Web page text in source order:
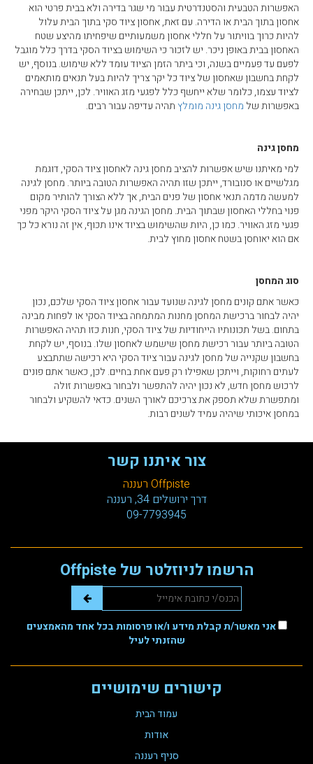
האפשרות הטבעית והסטנדרטית עבור מי שגר בדירה ולא בבית פרטי הוא
אחסון בתוך הבית או הדירה. עם זאת, אחסון ציוד סקי בתוך הבית עלול
להיות כרוך בוויתור על חללי אחסון משמעותיים שיפחיתו מהיצע שטח
האחסון בבית באופן ניכר. יש לזכור כי השימוש בציוד הסקי בדרך כלל מוגבל
לפעם עד פעמיים בשנה, וכי ביתר הזמן הציוד עומד ללא שימוש. בנוסף, יש
לקחת בחשבון שאחסון של ציוד כל יקר צריך להיות בעל תנאים מותאמים
לציוד עצמו, כלומר שלא ייחשף כלל לפגעי מזג האוויר. לכן, ייתכן שבחירה
באפשרות של מחסן גינה מומלץתהיה עדיפה עבור רבים.
מחסן גינה
למי מאיתנו שיש אפשרות להציב מחסן גינה לאחסון ציוד הסקי, דוגמת
מגלשיים או סנובורד, ייתכן שזו תהיה האפשרות הטובה ביותר. מחסן לגינה
למעשה מדמה תנאי אחסון של פנים הבית, אך ללא הצורך להותיר מקום
פנוי בחללי האחסון שבתוך הבית. מחסן הגינה מגן על ציוד הסקי היקר מפני
פגעי מזג האוויר. כמו כן, היות שהשימוש בציוד אינו תכוף, אין זה נורא כל כך
אם הוא יאוחסן בשטח אחסון מחוץ לבית.
סוג המחסן
כאשר אתם קונים מחסן לגינה שנועד עבור אחסון ציוד הסקי שלכם, נכון
יהיה לבחור ברכישת המחסן מחנות המתמחה בציוד הסקי או לפחות מבינה
בתחום. בשל תכונותיו הייחודיות של ציוד הסקי, חנות כזו תהיה האפשרות
הטובה ביותר עבור רכישת מחסן שישמש לאחסון שלו. בנוסף, יש לקחת
בחשבון שקנייה של מחסן לגינה עבור ציוד הסקי היא רכישה שתתבצע
לעתים רחוקות, וייתכן שאפילו רק פעם אחת בחיים. לכן, כאשר אתם פונים
לרכוש מחסן חדש, לא נכון יהיה להתפשר ולבחור באפשרות זולה
ומתפשרת שלא תספק את צרכיכם לאורך השנים. כדאי להשקיע ולבחור
במחסן איכותי שיהיה עמיד לשנים רבות.
קישורים שימושיים
עמוד הבית
אודות
סניף רעננה
הרשמו לניוזלטר של Offpiste
אני מאשר/ת קבלת מידע ו/או פרסומות בכל אחד מהאמצעים
שהזנתי לעיל
צור איתנו קשר
Offpiste רעננה
דרך ירושלים 34, רעננה
09-7793945